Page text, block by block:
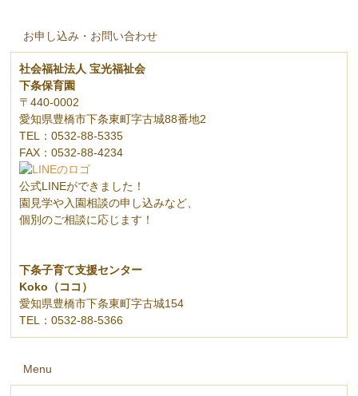
お申し込み・お問い合わせ
社会福祉法人 宝光福祉会
下条保育園
〒440-0002
愛知県豊橋市下条東町字古城88番地2
TEL：0532-88-5335
FAX：0532-88-4234
公式LINEができました！
園見学や入園相談の申し込みなど、
個別のご相談に応じます！
下条子育て支援センター
Koko（ココ）
愛知県豊橋市下条東町字古城154
TEL：0532-88-5366
Menu